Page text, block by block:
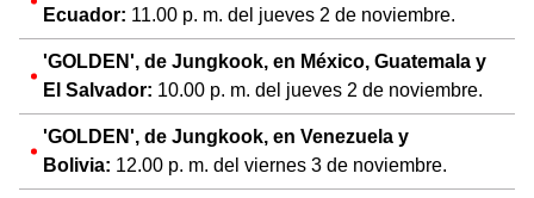
Ecuador: 11.00 p. m. del jueves 2 de noviembre.
'GOLDEN', de Jungkook, en México, Guatemala y
El Salvador: 10.00 p. m. del jueves 2 de noviembre.
'GOLDEN', de Jungkook, en Venezuela y
Bolivia: 12.00 p. m. del viernes 3 de noviembre.